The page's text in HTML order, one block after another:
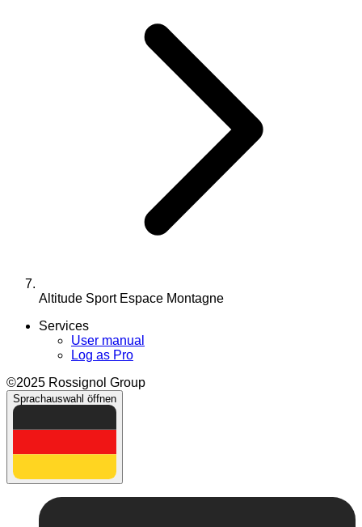
Altitude Sport Espace Montagne
Services
User manual
Log as Pro
©2025 Rossignol Group
Sprachauswahl öffnen